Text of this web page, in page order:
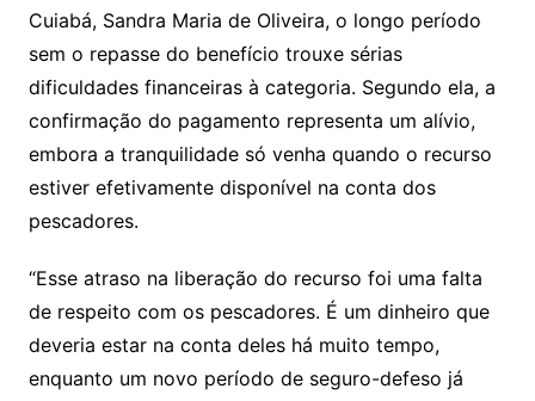
Cuiabá, Sandra Maria de Oliveira, o longo período
sem o repasse do benefício trouxe sérias
dificuldades financeiras à categoria. Segundo ela, a
confirmação do pagamento representa um alívio,
embora a tranquilidade só venha quando o recurso
estiver efetivamente disponível na conta dos
pescadores.
“Esse atraso na liberação do recurso foi uma falta
de respeito com os pescadores. É um dinheiro que
deveria estar na conta deles há muito tempo,
enquanto um novo período de seguro-defeso já